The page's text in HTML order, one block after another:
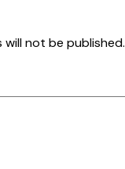
will not be published.